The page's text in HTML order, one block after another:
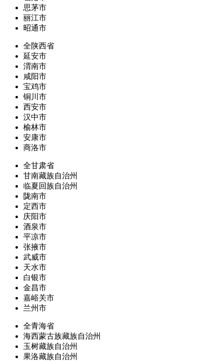
思茅市
丽江市
昭通市
全陕西省
延安市
渭南市
咸阳市
宝鸡市
铜川市
西安市
汉中市
榆林市
安康市
商洛市
全甘肃省
甘南藏族自治州
临夏回族自治州
陇南市
定西市
庆阳市
酒泉市
平凉市
张掖市
武威市
天水市
白银市
金昌市
嘉峪关市
兰州市
全青海省
海西蒙古族藏族自治州
玉树藏族自治州
果洛藏族自治州